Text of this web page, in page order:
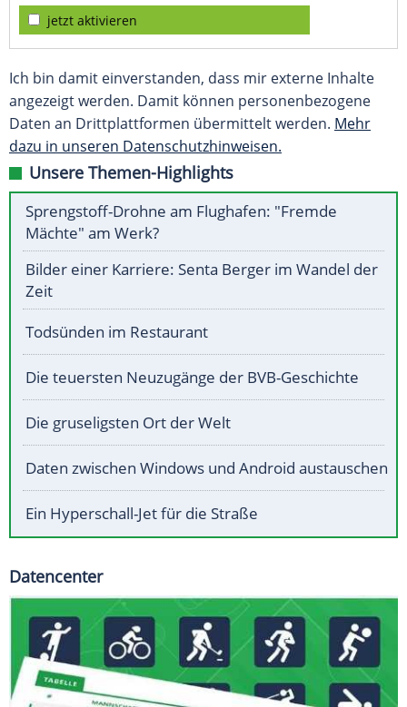
jetzt aktivieren
Ich bin damit einverstanden, dass mir externe Inhalte
angezeigt werden. Damit können personenbezogene
Daten an Drittplattformen übermittelt werden. Mehr
dazu in unseren Datenschutzhinweisen.
Unsere Themen-Highlights
Sprengstoff-Drohne am Flughafen: "Fremde
Mächte" am Werk?
Bilder einer Karriere: Senta Berger im Wandel der
Zeit
Todsünden im Restaurant
Die teuersten Neuzugänge der BVB-Geschichte
Die gruseligsten Ort der Welt
Daten zwischen Windows und Android austauschen
Ein Hyperschall-Jet für die Straße
Datencenter